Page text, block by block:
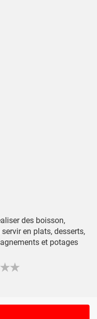
des boisson,
en plats, desserts,
et potages